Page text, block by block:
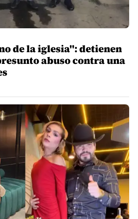
de la iglesia": detienen
abuso contra una